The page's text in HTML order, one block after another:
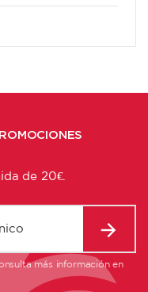
de 20€.
más información en